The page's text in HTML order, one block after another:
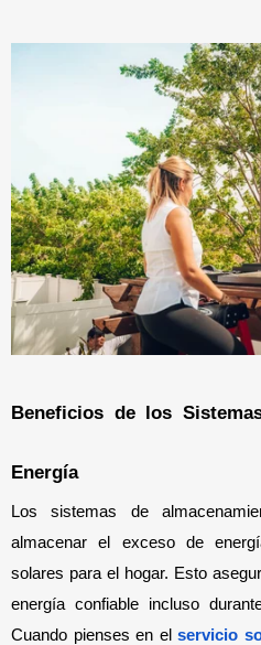
Beneficios de los
Energía
Los sistemas de
almacenar el exceso de
solares para el hogar. Esto
energía confiable incluso
Cuando pienses en el servicio